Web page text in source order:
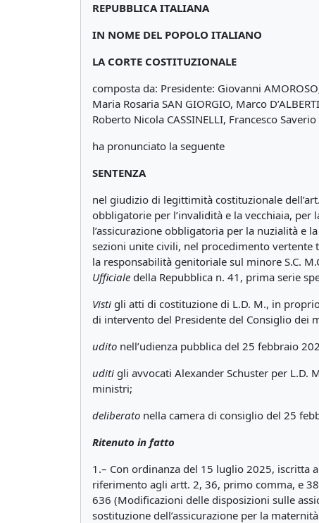
REPUBBLICA ITALIANA
IN NOME DEL POPOLO ITALIANO
LA CORTE COSTITUZIONALE
composta da: Presidente: Giovanni
Maria Rosaria SAN GIORGIO, Marco
Roberto Nicola CASSINELLI, Francesco
ha pronunciato la seguente
SENTENZA
nel giudizio di legittimità costituzionale
obbligatorie per l’invalidità e la vecchiaia, per
l’assicurazione obbligatoria per la nuzialità e
sezioni unite civili, nel procedimento vertente
la responsabilità genitoriale sul minore S.C.
Ufficiale della Repubblica n. 41, prima serie
Visti gli atti di costituzione di L.D. M., in
di intervento del Presidente del Consiglio dei
udito nell’udienza pubblica del 25 febbraio
uditi gli avvocati Alexander Schuster per L.D.
ministri;
deliberato nella camera di consiglio del 25
Ritenuto in fatto
1.– Con ordinanza del 15 luglio 2025, iscritta
riferimento agli artt. 2, 36, primo comma, e
636 (Modificazioni delle disposizioni sulle
sostituzione dell’assicurazione per la